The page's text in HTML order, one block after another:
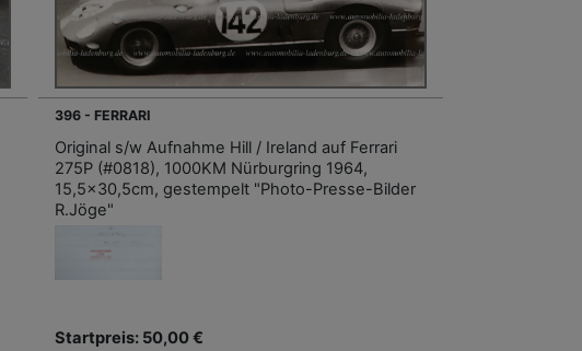
396 - FERRARI
Original s/w Aufnahme Hill / Ireland auf Ferrari
275P (#0818), 1000KM Nürburgring 1964,
15,5x30,5cm, gestempelt "Photo-Presse-Bilder
R.Jöge"
Startpreis: 50,00 €